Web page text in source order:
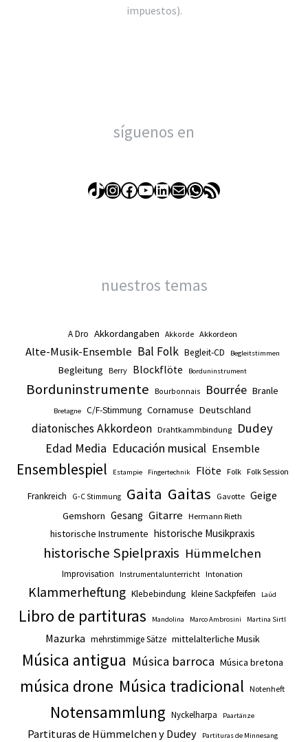
impuestos).
síguenos en
TikTok
Instagram
Facebook
YouTube
LinkedIn
Correo electrónico
WhatsApp
Feed RSS
nuestros temas
A Dro Akkordangaben Akkorde Akkordeon
Alte-Musik-Ensemble Bal Folk Begleit-CD Begleitstimmen
Begleitung Berry Blockflöte Borduninstrument
Borduninstrumente Bourbonnais Bourrée Branle
Bretagne C/F-Stimmung Cornamuse Deutschland
diatonisches Akkordeon Drahtkammbindung
Dudey
Edad Media Educación musical Ensemble
Ensemblespiel Estampie Fingertechnik Flöte Folk Folk Session
Frankreich G-C Stimmung Gaita Gaitas Gavotte Geige
Gemshorn Gesang Gitarre Hermann Rieth
historische Instrumente historische Musikpraxis
historische Spielpraxis Hümmelchen
Improvisation Instrumentalunterricht Intonation
Klammerheftung Klebebindung kleine Sackpfeifen Laúd
Libro de partituras Mandolina Marco Ambrosini Martina Sirtl
Mazurka mehrstimmige Sätze mittelalterliche Musik
Música antigua Música barroca Música bretona
música drone Música tradicional Notenheft
Notensammlung Nyckelharpa Paartänze
Partituras de Hümmelchen y Dudey
Partituras de Minnesang